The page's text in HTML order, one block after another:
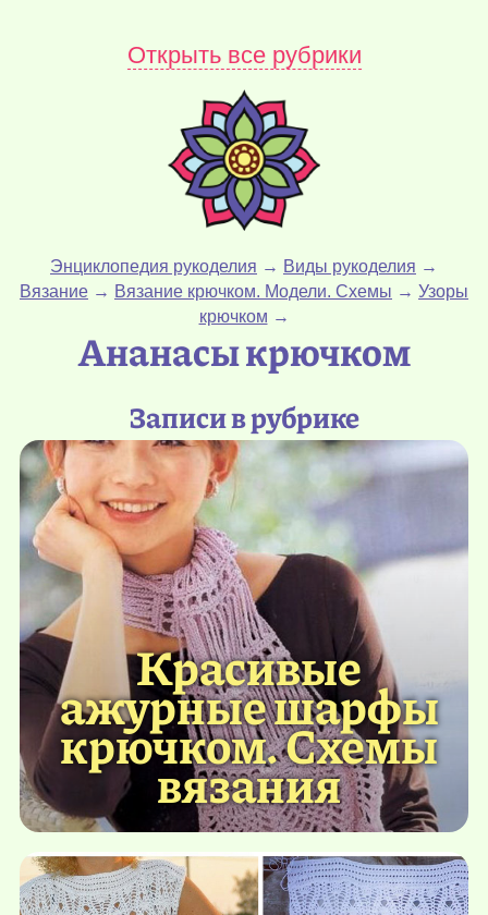
Открыть все рубрики
Энциклопедия рукоделия → Виды рукоделия →
Вязание → Вязание крючком. Модели. Схемы → Узоры
крючком →
Ананасы крючком
Записи в рубрике
Красивые
ажурные шарфы
крючком. Схемы
вязания